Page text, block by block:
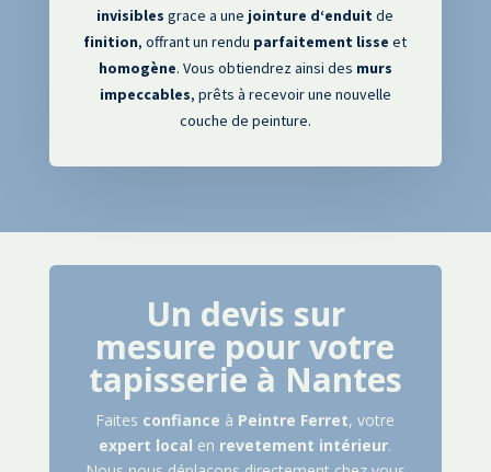
invisibles grace a une jointure d‘enduit de
finition, offrant un rendu parfaitement lisse et
homogène. Vous obtiendrez ainsi des murs
impeccables, prêts à recevoir une nouvelle
couche de peinture.
Un devis sur
mesure pour votre
tapisserie à Nantes
Faites confiance à Peintre Ferret, votre
expert local en revetement intérieur.